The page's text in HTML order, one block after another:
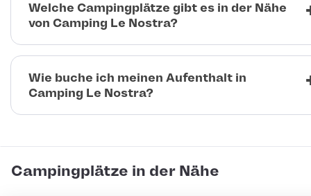
Welche Campingplätze gibt es in der Nähe
von Camping Le Nostra?
Wie buche ich meinen Aufenthalt in
Camping Le Nostra?
Campingplätze in der Nähe